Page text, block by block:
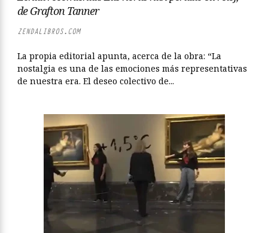
de Grafton Tanner
ZENDALIBROS.COM
La propia editorial apunta, acerca de la obra: “La
nostalgia es una de las emociones más representativas
de nuestra era. El deseo colectivo de...